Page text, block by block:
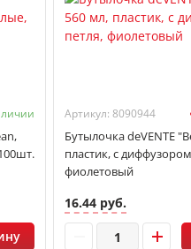
Артикул: 8090944
Бутылочка deVENTE
пластик, с
фиолетовый
16.44 руб.